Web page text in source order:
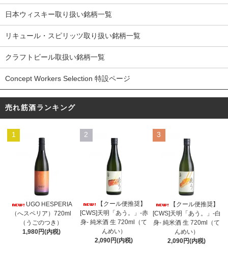
日本ウィスキー取り扱い銘柄一覧
リキュール・スピリッツ取り扱い銘柄一覧
クラフトビール取扱い銘柄一覧
Concept Workers Selection 特設ページ
売れ筋酒ランキング
1
UGO HESPERIA
（へスペリア）720ml
（うごのつき）
1,980円(内税)
2
【クール便推奨】
[CWS]天明「あう。」-赤
身- 純米酒 生 720ml（て
んめい）
2,090円(内税)
3
【クール便推奨】
[CWS]天明「あう。」-白
身- 純米酒 生 720ml（て
んめい）
2,090円(内税)